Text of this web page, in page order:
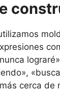
cerca de